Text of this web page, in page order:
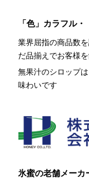
「色」カラフル
業界屈指の商品数
だ品揃えでお客様
無果汁のシロップ
味わいです
氷蜜の老舗メーカ